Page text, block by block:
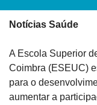
Notícias Saúde
A Escola Superior
Coimbra (ESEUC)
para o
aumentar a